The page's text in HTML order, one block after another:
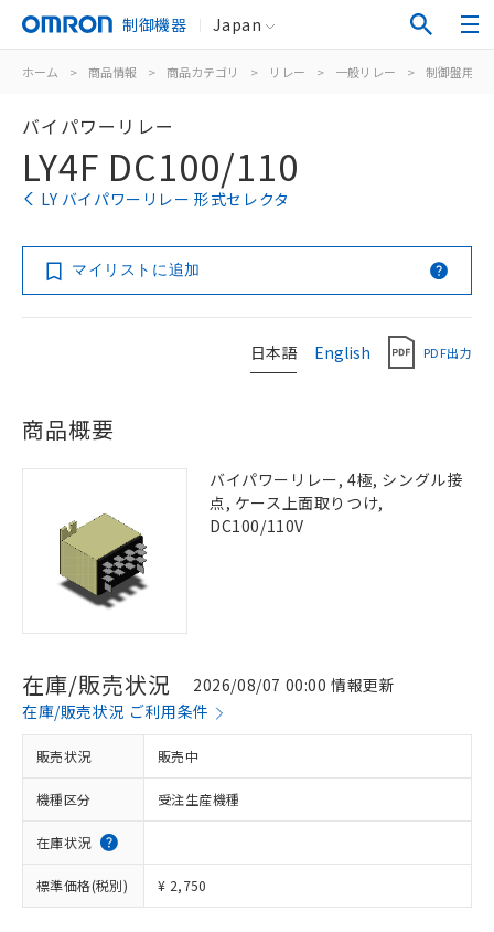
制御機器 Japan
ホーム > 商品情報 > 商品カテゴリ > リレー > 一般リレー > 制御盤用
バイパワーリレー
LY4F DC100/110
LY バイパワーリレー 形式セレクタ
マイリストに追加
日本語 English PDF出力
商品概要
バイパワーリレー, 4極, シングル接
点, ケース上面取りつけ,
DC100/110V
在庫/販売状況
2026/08/07 00:00 情報更新
在庫/販売状況 ご利用条件
販売状況 販売中
機種区分 受注生産機種
在庫状況
標準価格(税別) ¥ 2,750